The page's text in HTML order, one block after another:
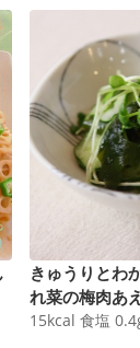
きゅうりとわ
れ菜の梅肉あえ
15kcal 食塩 0.4